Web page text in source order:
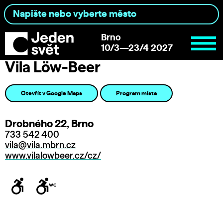
Brno
10/3—23/4 2027
Vila Löw-Beer
Otevřít v Google Maps Program místa
Drobného 22, Brno
733 542 400
vila@vila.mbrn.cz
www.vilalowbeer.cz/cz/